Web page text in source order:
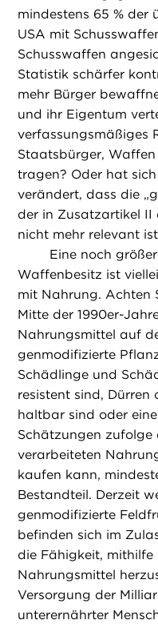
mindestens 65 % der
USA mit
Schusswaffen
Statistik schärfer
mehr Bürger
und ihr Eigentum
verfassungsmäßiges
Staatsbürger,
tragen? Oder hat
verändert, dass die
der in Zusatzartikel II
nicht mehr relevant
Eine noch
Waffenbesitz ist
mit Nahrung. Achten
Mitte der 1990er-
Nahrungsmittel auf
genmodifizierte
Schädlinge und
resistent sind,
haltbar sind oder
Schätzungen zufolge
verarbeiteten
kaufen kann,
Bestandteil. Derzeit
genmodifizierte
befinden sich im
die Fähigkeit, mithilfe
Nahrungsmittel
Versorgung der
unterernährter